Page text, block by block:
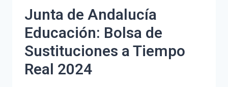
LEGAL
Junta de Andalucía
Educación: Bolsa de
Sustituciones a Tiempo
Real 2024